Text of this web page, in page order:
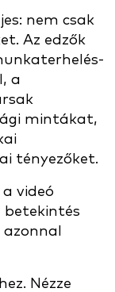
nem csak
Az edzők
a
mintákat,
tényezőket.
videó
Nézze